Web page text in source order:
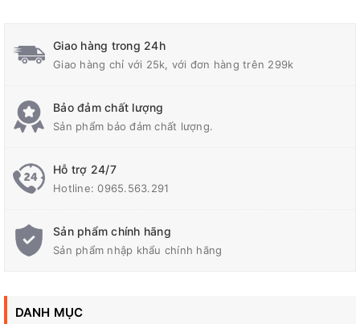
Thông tin sản phẩm:
Cảm biến từ phi 18
Loại DC 3 dây, PNP NO
Điện áp nguồn: 6~36VDC
Giao hàng trong 24h
Giao hàng chỉ với 25k, với đơn hàng trên 299k
Bảo đảm chất lượng
Sản phẩm bảo đảm chất lượng.
Hỗ trợ 24/7
Hotline:0965.563.291
Sản phẩm chính hãng
Sản phẩm nhập khẩu chính hãng
DANH MỤC